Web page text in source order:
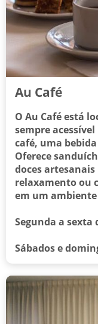
Au Café
O Au Café está
sempre
café, uma
Oferece
doces
relaxamento ou
em um
Segunda a sexta
Sábados e